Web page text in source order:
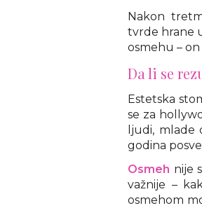
Nakon
tvrde hrane
osmehu –
Da li se
Estetska
se za
ljudi, mlade
godina
Osmeh nije
važnije –
osmehom